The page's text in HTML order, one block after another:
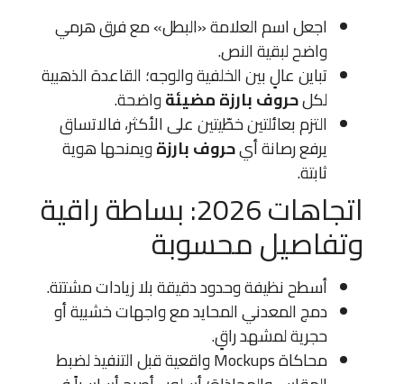
اجعل اسم العلامة «البطل» مع فرق هرمي
واضح لبقية النص.
تباين عالٍ بين الخلفية والوجه؛ القاعدة الذهبية
لكلحروف بارزة مضيئةواضحة.
التزم بعائلتين خطّيتين على الأكثر، فالاتساق
يرفع رصانة أيحروف بارزةويمنحها هوية
ثابتة.
اتجاهات 2026: بساطة راقية
وتفاصيل محسوبة
أسطح نظيفة وحدود دقيقة بلا زيادات مشتتة.
دمج المعدني المحايد مع واجهات خشبية أو
حجرية لمشهد راقٍ.
محاكاة Mockups واقعية قبل التنفيذ لضبط